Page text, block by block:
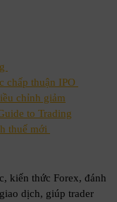
chấp thuận IPO
chỉnh giảm
to Trading
thuế mới
kiến thức Forex, đánh
dịch, giúp trader